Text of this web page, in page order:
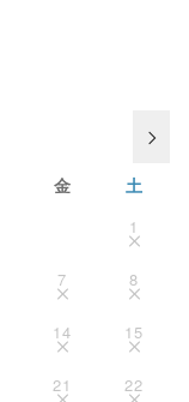
金 土
1
7 8
14 15
21 22